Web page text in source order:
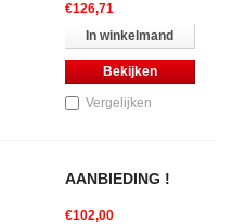
€126,71
In winkelmand
Bekijken
Vergelijken
AANBIEDING !
€102,00